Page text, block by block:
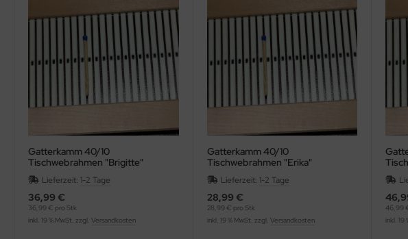
Gatterkamm 40/10
Tischwebrahmen "Brigitte"
Lieferzeit: 1-2 Tage
36,99 €
36,99 € pro Stk
inkl. 19 % MwSt. zzgl. Versandkosten
Gatterkamm 40/10
Tischwebrahmen "Erika"
Lieferzeit: 1-2 Tage
28,99 €
28,99 € pro Stk
inkl. 19 % MwSt. zzgl. Versandkosten
46,99
inkl.